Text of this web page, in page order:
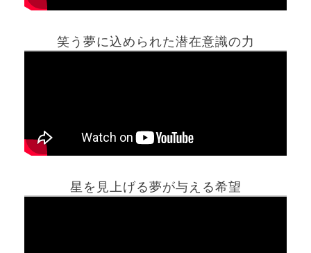
笑う夢に込められた潜在意識の力
星を見上げる夢が与える希望
ホーム